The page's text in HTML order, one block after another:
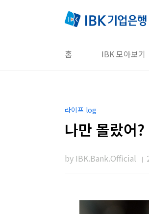
홈 IBK 모아보기
라이프 log
나만 몰랐어
by IBK.Bank.Official